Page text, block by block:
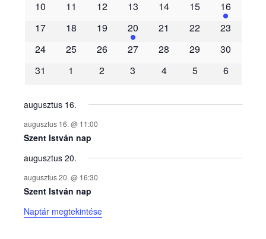
m
é
n
y
e
k
n
a
10
11 12 13 14 15
16
17
18 19 20 21 22
23
24
25 26 27 28 29
30
31
1 2 3 4 5 6
augusztus 16.
augusztus 16. @ 11:00
Szent István nap
augusztus 20.
augusztus 20. @ 16:30
Szent István nap
Naptár megtekintése